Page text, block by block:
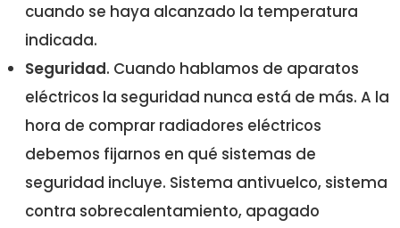
cuando se haya alcanzado la temperatura
indicada.
Seguridad. Cuando hablamos de aparatos
eléctricos la seguridad nunca está de más. A la
hora de comprar radiadores eléctricos
debemos fijarnos en qué sistemas de
seguridad incluye. Sistema antivuelco, sistema
contra sobrecalentamiento, apagado